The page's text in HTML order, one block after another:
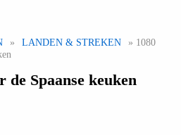
» LANDEN & STREKEN
» 1080
de Spaanse keuken